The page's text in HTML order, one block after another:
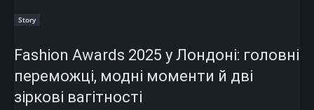
Story
Fashion Awards 2025 у Лондоні: головні
переможці, модні моменти й дві
зіркові вагітності